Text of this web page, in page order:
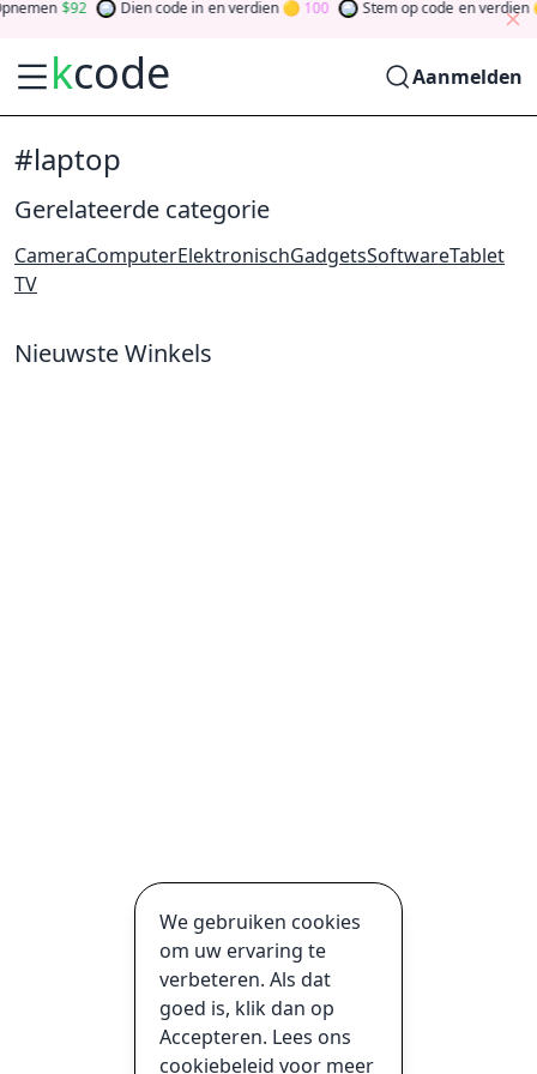
92 Dien code in en verdien 100 Stem op code en verdien
kcode Aanmelden
#laptop
Gerelateerde categorie
CameraComputerElektronischGadgetsSoftwareTablet
TV
Nieuwste Winkels
We gebruiken cookies
om uw ervaring te
verbeteren. Als dat
goed is, klik dan op
Accepteren. Lees ons
cookiebeleid voor meer